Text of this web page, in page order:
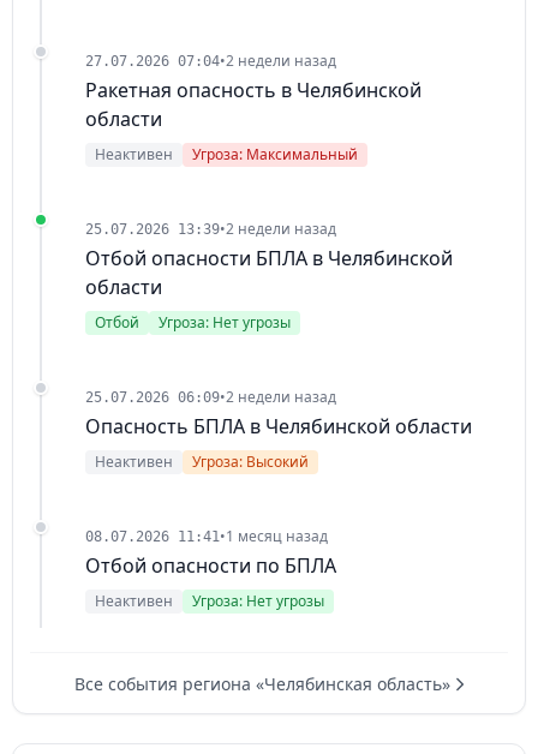
27.07.2026 07:04•2 недели назад
Ракетная опасность в Челябинской
области
Неактивен Угроза: Максимальный
25.07.2026 13:39•2 недели назад
Отбой опасности БПЛА в Челябинской
области
Отбой Угроза: Нет угрозы
25.07.2026 06:09•2 недели назад
Опасность БПЛА в Челябинской области
Неактивен Угроза: Высокий
08.07.2026 11:41•1 месяц назад
Отбой опасности по БПЛА
Неактивен Угроза: Нет угрозы
Все события региона «Челябинская область»